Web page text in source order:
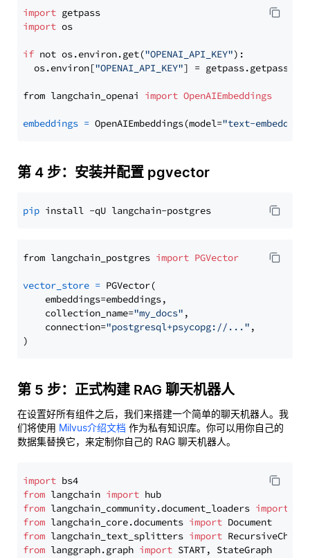
import
import os
if not os.environ.get("OPENAI_API_KEY"):
  os.environ[
"OPENAI_API_KEY"] = getpass.getpass(
from langchain_openai import OpenAIEmbeddings
embeddings = OpenAIEmbeddings(model="text-
第 4 步：安装并配置 pgvector
pip
from langchain_postgres import PGVector
vector_store = PGVector(
    embeddings=embeddings,
    collection_name=
"my_docs" ,
    connection=
"postgresql+psycopg://..." ,
第 5 步：正式构建 RAG 聊天机器人
在设置好所有组件之后，我们来搭建一个简单的聊天机器人。我
们将使用 Milvus介绍文档 作为私有知识库。你可以用你自己的
数据集替换它，来定制你自己的 RAG 聊天机器人。
import
from langchain import
from langchain_community.document_loaders import
from langchain_core.documents import
from langchain_text_splitters import
from langgraph.graph import